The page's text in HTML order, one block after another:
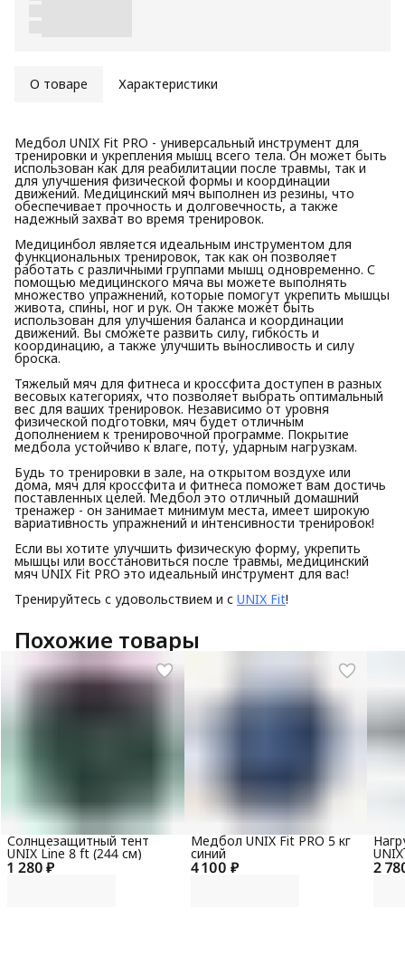
О товаре Характеристики
Медбол UNIX Fit PRO - универсальный инструмент для
тренировки и укрепления мышц всего тела. Он может быть
использован как для реабилитации после травмы, так и
для улучшения физической формы и координации
движений. Медицинский мяч выполнен из резины, что
обеспечивает прочность и долговечность, а также
надежный захват во время тренировок.
Медицинбол является идеальным инструментом для
функциональных тренировок, так как он позволяет
работать с различными группами мышц одновременно. С
помощью медицинского мяча вы можете выполнять
множество упражнений, которые помогут укрепить мышцы
живота, спины, ног и рук. Он также может быть
использован для улучшения баланса и координации
движений. Вы сможете развить силу, гибкость и
координацию, а также улучшить выносливость и силу
броска.
Тяжелый мяч для фитнеса и кроссфита доступен в разных
весовых категориях, что позволяет выбрать оптимальный
вес для ваших тренировок. Независимо от уровня
физической подготовки, мяч будет отличным
дополнением к тренировочной программе. Покрытие
медбола устойчиво к влаге, поту, ударным нагрузкам.
Будь то тренировки в зале, на открытом воздухе или
дома, мяч для кроссфита и фитнеса поможет вам достичь
поставленных целей. Медбол это отличный домашний
тренажер - он занимает минимум места, имеет широкую
вариативность упражнений и интенсивности тренировок!
Если вы хотите улучшить физическую форму, укрепить
мышцы или восстановиться после травмы, медицинский
мяч UNIX Fit PRO это идеальный инструмент для вас!
Тренируйтесь с удовольствием и с UNIX Fit!
Похожие товары
1 280 ₽
Солнцезащитный тент
UNIX Line 8 ft (244 см)
4 100 ₽
Медбол UNIX Fit PRO 5 кг
синий
2